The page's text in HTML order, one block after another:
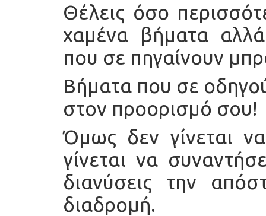
Θέλεις όσο
χαμένα βήματα
που σε πηγαίνουν
Βήματα που σε
στον προορισμό σου!
Όμως δεν γίνεται
γίνεται να
διανύσεις την
διαδρομή.